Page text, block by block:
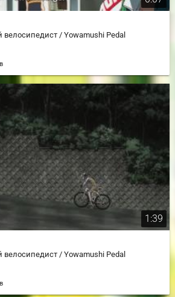
/ Yowamushi Pedal
1:39
/ Yowamushi Pedal